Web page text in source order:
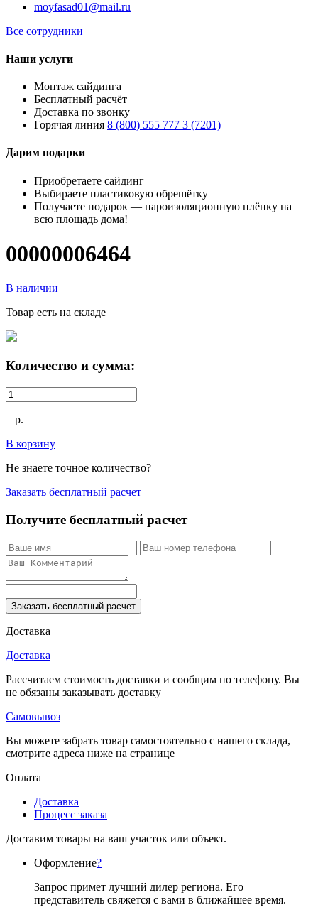
moyfasad01@mail.ru
Все сотрудники
Наши услуги
Монтаж сайдинга
Бесплатный расчёт
Доставка по звонку
Горячая линия 8 (800) 555 777 3 (7201)
Дарим подарки
Приобретаете сайдинг
Выбираете пластиковую обрешётку
Получаете подарок — пароизоляционную плёнку на
всю площадь дома!
00000006464
В наличии
Товар есть на складе
Количество и сумма:
= р.
В корзину
Не знаете точное количество?
Заказать бесплатный расчет
Получите бесплатный расчет
Заказать бесплатный расчет
Доставка
Доставка
Рассчитаем стоимость доставки и сообщим по телефону. Вы
не обязаны заказывать доставку
Самовывоз
Вы можете забрать товар самостоятельно с нашего склада,
смотрите адреса ниже на странице
Оплата
Доставка
Процесс заказа
Доставим товары на ваш участок или объект.
Оформление?
Запрос примет лучший дилер региона. Его
представитель свяжется с вами в ближайшее время.